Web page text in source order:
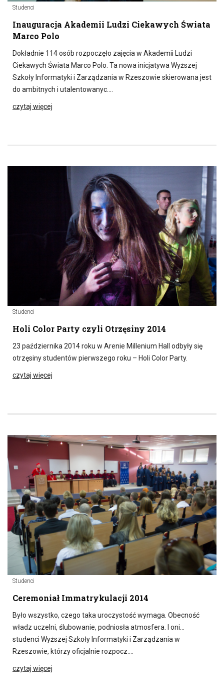
Studenci
Inauguracja Akademii Ludzi Ciekawych Świata
Marco Polo
Dokładnie 114 osób rozpoczęło zajęcia w Akademii Ludzi
Ciekawych Świata Marco Polo. Ta nowa inicjatywa Wyższej
Szkoły Informatyki i Zarządzania w Rzeszowie skierowana jest
do ambitnych i utalentowanyc….
czytaj więcej
Studenci
Holi Color Party czyli Otrzęsiny 2014
23 października 2014 roku w Arenie Millenium Hall odbyły się
otrzęsiny studentów pierwszego roku – Holi Color Party.
czytaj więcej
Studenci
Ceremoniał Immatrykulacji 2014
Było wszystko, czego taka uroczystość wymaga. Obecność
władz uczelni, ślubowanie, podniosła atmosfera. I oni…
studenci Wyższej Szkoły Informatyki i Zarządzania w
Rzeszowie, którzy oficjalnie rozpocz….
czytaj więcej